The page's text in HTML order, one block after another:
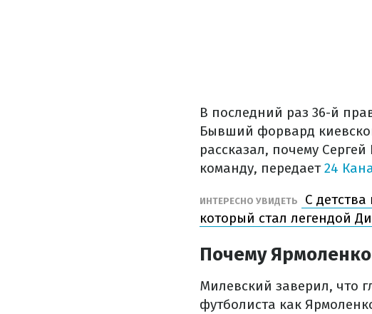
В последний раз 36-й
Бывший форвард
рассказал, почему
команду, передает24
ИНТЕРЕСНО УВИДЕТЬ
С
который стал легендой
Почему
Милевский заверил, что
футболиста как